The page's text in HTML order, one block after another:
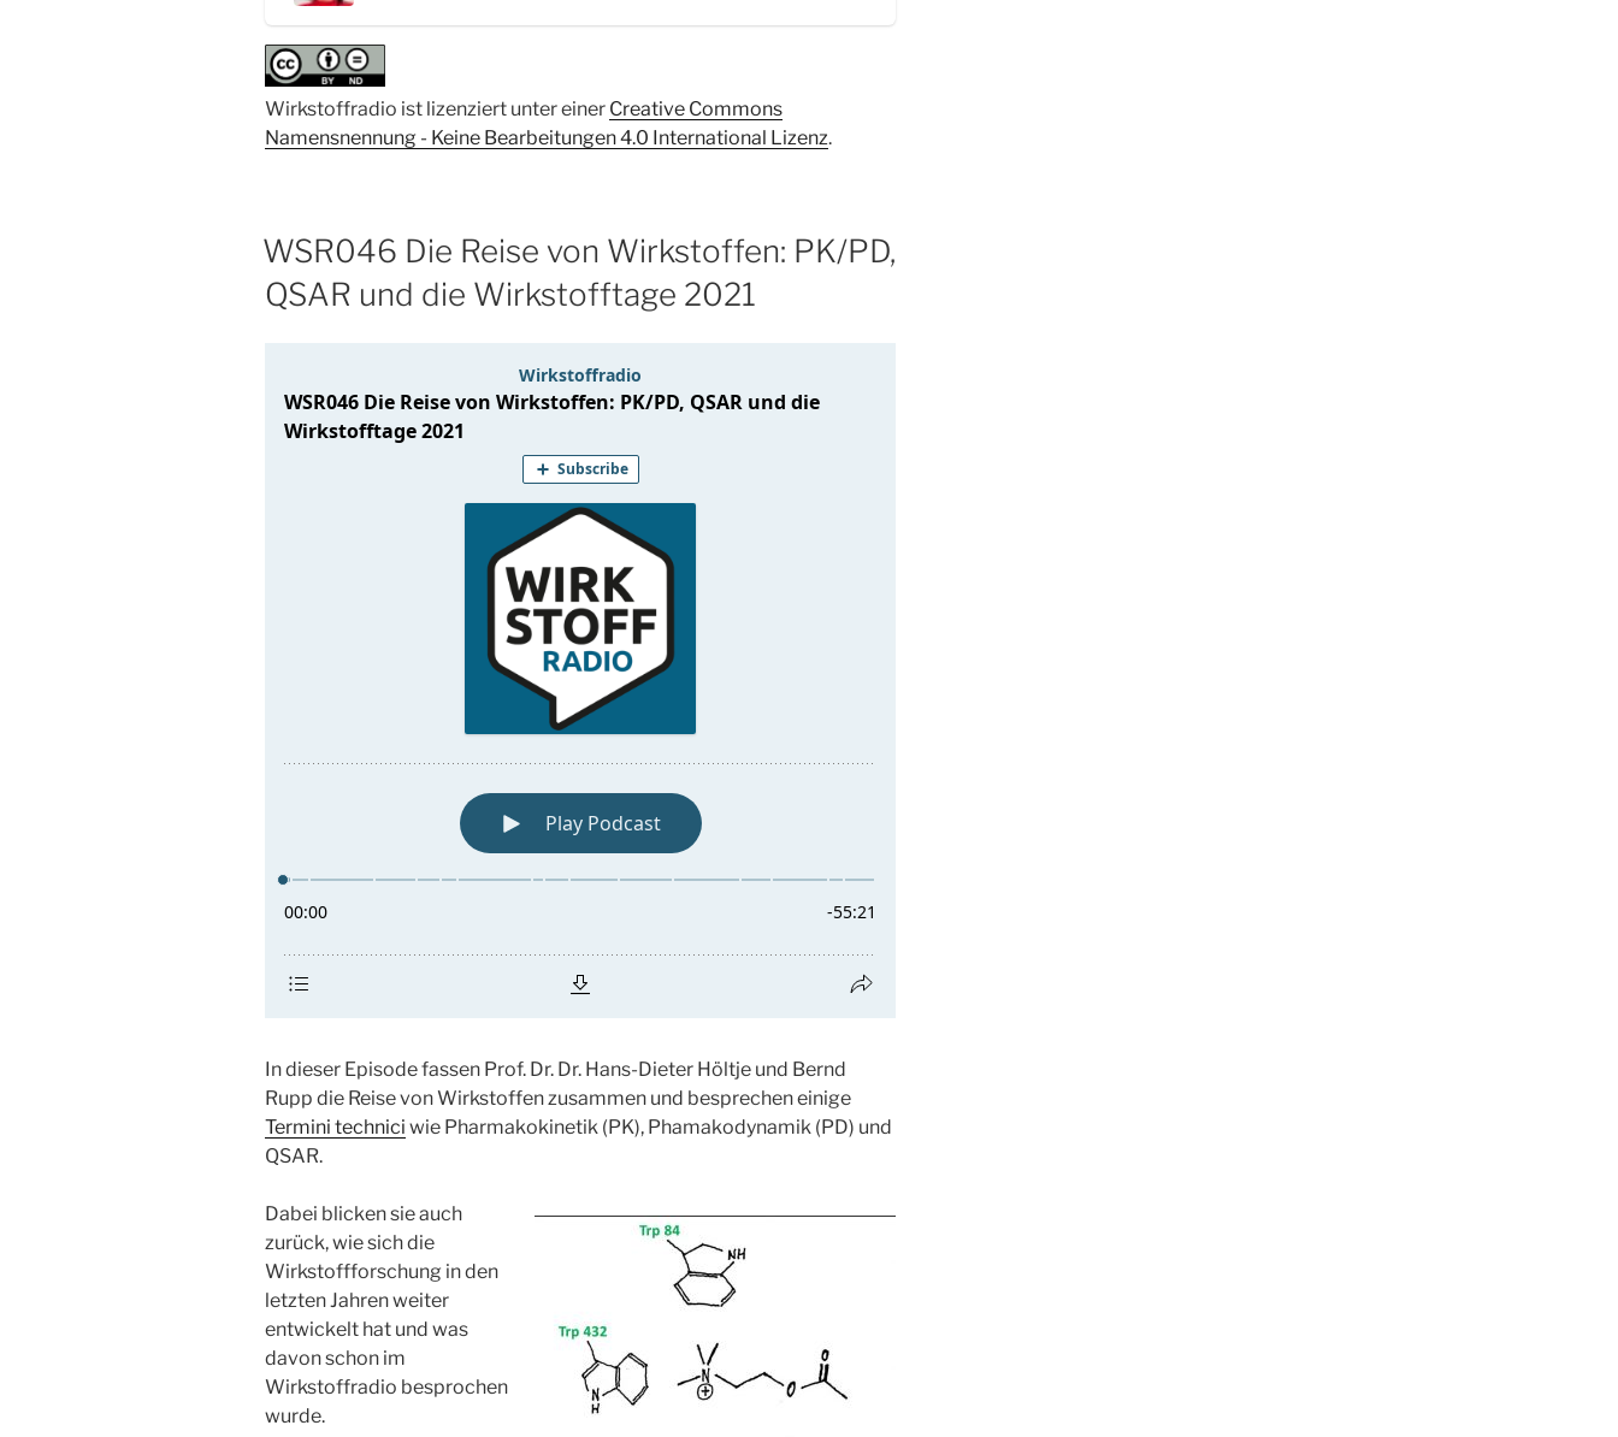
mit
Prof.
Dr.
Lea
Wirkstoffradio ist lizenziert unter einer Creative Commons
Namensnennung - Keine Bearbeitungen 4.0 International Lizenz.
WSR046 Die Reise von Wirkstoffen: PK/PD,
QSAR und die Wirkstofftage 2021
In dieser Episode fassen Prof. Dr. Dr. Hans-Dieter Höltje und Bernd
Rupp die Reise von Wirkstoffen zusammen und besprechen einige
Termini technici wie Pharmakokinetik (PK), Phamakodynamik (PD) und
QSAR.
Dabei blicken sie auch
zurück, wie sich die
Wirkstoffforschung in den
letzten Jahren weiter
entwickelt hat und was
davon schon im
Wirkstoffradio besprochen
wurde.